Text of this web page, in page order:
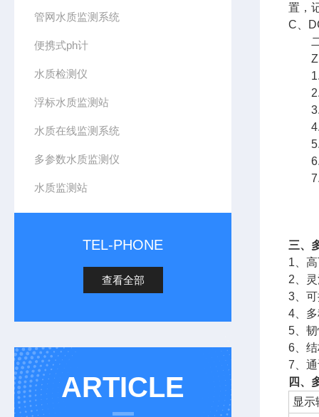
管网水质监测系统
便携式ph计
水质检测仪
浮标水质监测站
水质在线监测系统
多参数水质监测仪
水质监测站
TEL-PHONE
查看全部
ARTICLE
置，
C、
二
1.自
2.地
3.河
4.海
5.污
6.工
7.科
三、
1、
2、
3、
4、
5、
6、
7、
四、
显示